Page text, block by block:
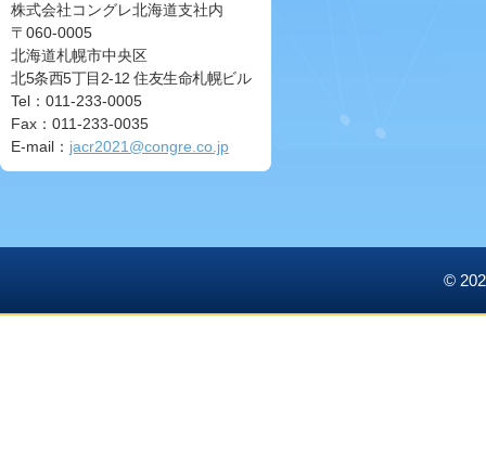
株式会社コングレ北海道支社内
〒060-0005
北海道札幌市中央区
北5条西5丁目2-12 住友生命札幌ビル
Tel：011-233-0005
Fax：011-233-0035
E-mail： jacr2021@congre.co.jp
©